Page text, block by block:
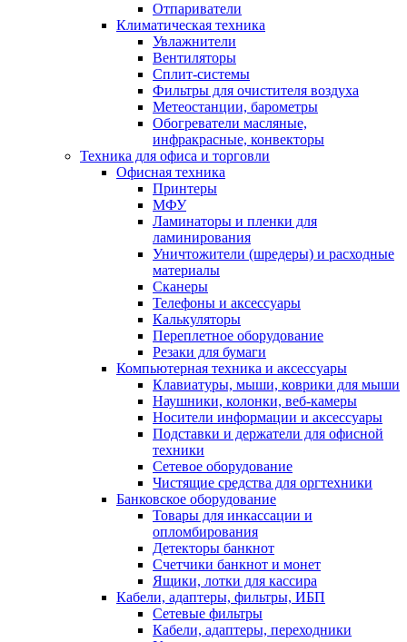
Отпариватели
Климатическая техника
Увлажнители
Вентиляторы
Сплит-системы
Фильтры для очистителя воздуха
Метеостанции, барометры
Обогреватели масляные,
инфракрасные, конвекторы
Техника для офиса и торговли
Офисная техника
Принтеры
МФУ
Ламинаторы и пленки для
ламинирования
Уничтожители (шредеры) и расходные
материалы
Сканеры
Телефоны и аксессуары
Калькуляторы
Переплетное оборудование
Резаки для бумаги
Компьютерная техника и аксессуары
Клавиатуры, мыши, коврики для мыши
Наушники, колонки, веб-камеры
Носители информации и аксессуары
Подставки и держатели для офисной
техники
Сетевое оборудование
Чистящие средства для оргтехники
Банковское оборудование
Товары для инкассации и
опломбирования
Детекторы банкнот
Счетчики банкнот и монет
Ящики, лотки для кассира
Кабели, адаптеры, фильтры, ИБП
Сетевые фильтры
Кабели, адаптеры, переходники